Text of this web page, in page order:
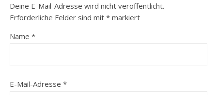
Deine E-Mail-Adresse wird nicht veröffentlicht.
Erforderliche Felder sind mit * markiert
Name *
E-Mail-Adresse *